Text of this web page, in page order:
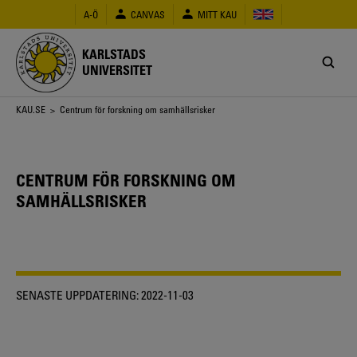
huvudinnehåll
A-Ö CANVAS MITT KAU
KARLSTADS
UNIVERSITET
Länkstig
KAU.SE > Centrum för forskning om samhällsrisker
CENTRUM FÖR FORSKNING OM
SAMHÄLLSRISKER
SENASTE UPPDATERING:2022-11-03